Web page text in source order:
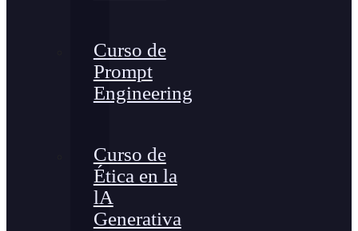
Curso de
Prompt
Engineering
Curso de
Ética en la
lA
Generativa